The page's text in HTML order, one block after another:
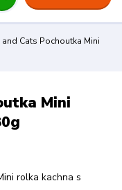
Cats Pochoutka Mini
Mini